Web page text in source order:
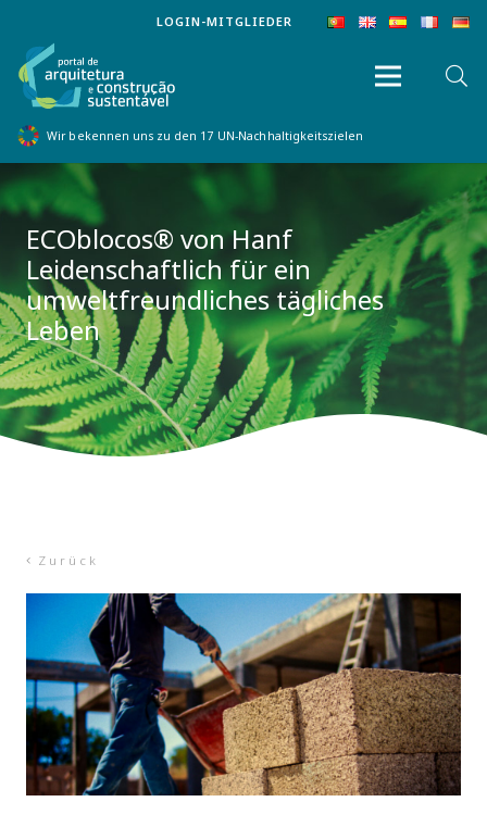
LOGIN-MITGLIEDER
Wir bekennen uns zu den 17 UN-Nachhaltigkeitszielen
ECOblocos® von Hanf
Leidenschaftlich für ein
umweltfreundliches tägliches
Leben
Zurück